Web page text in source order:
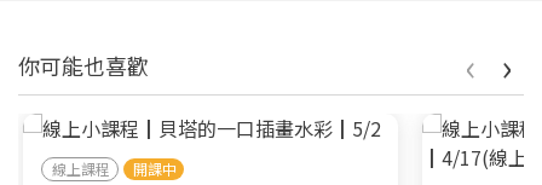
你可能也喜歡
線上課程 開課中
‹ ›